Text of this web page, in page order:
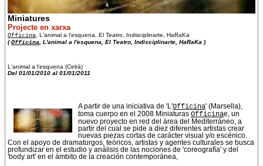
Miniatures
Projecte en xarxa
Officina , L'animal a l'esquena, El Teatro, Indisciplinarte, HaRaKa
(Officina , L'animal a l'esquena, El Teatro, Indisciplinarte, HaRaKa )
L'animal a l'esquena (Celrà)
Del 01/01/2010 al 01/01/2011
A partir de una iniciativa de 'L'Officina' (Marsella),
toma cuerpo en el 2008 Miniaturas Officinae, un
nuevo proyecto en red del área del Mediterráneo, a
partir del cual se pide a diez diferentes artistas crear
nuevas piezas cortas de carácter visual y/o escénico.
Con el apoyo de dramaturgos, teóricos, artistas y agentes culturales se busca
profundizar en el estudio y análisis de las nociones de 'coreografía' y del
'body art' en el ámbito de la creación contemporánea,